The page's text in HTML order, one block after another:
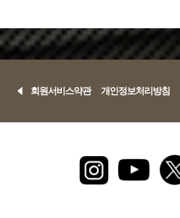
회원서비스약관 개인정보처리방침